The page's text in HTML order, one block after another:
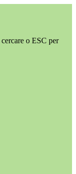
o ESC per